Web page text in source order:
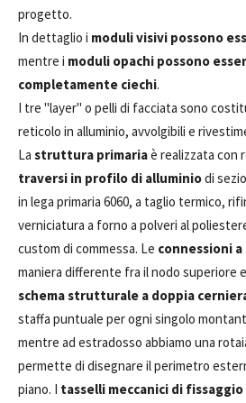
progetto.
In dettaglio i moduli visivi possono
mentre i moduli opachi possono
completamente ciechi.
I tre "layer" o pelli di facciata sono
reticolo in alluminio, avvolgibili e
La struttura primariaè realizzata con
traversi in profilo di alluminiodi
in lega primaria 6060, a taglio termico,
verniciatura a forno a polveri al
custom di commessa. Le connessioni a
maniera differente fra il nodo superiore
schema strutturale a doppia
staffa puntuale per ogni singolo
mentre ad estradosso abbiamo una
permette di disegnare il perimetro
piano. I tasselli meccanici di fissaggio